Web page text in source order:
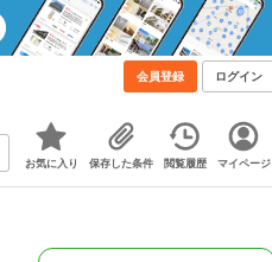
会員登録 ログイン
お気に入り 保存した条件 閲覧履歴 マイページ